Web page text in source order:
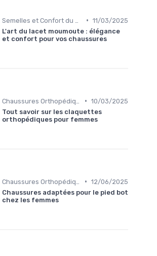
• 11/03/2025
L'art du lacet moumoute : élégance
et confort pour vos chaussures
• 10/03/2025
Tout savoir sur les claquettes
orthopédiques pour femmes
• 12/06/2025
Chaussures adaptées pour le pied bot
chez les femmes